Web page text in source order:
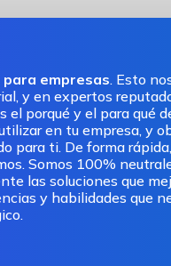
empresas. Esto
y en expertos
el porqué y el para qué
en tu empresa, y
para ti. De forma
Somos 100%
las soluciones que
y habilidades que